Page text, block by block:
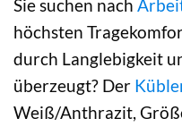
Sie suchen nach
höchsten
durch Langlebigkeit
überzeugt? Der
Weiß/Anthrazit,